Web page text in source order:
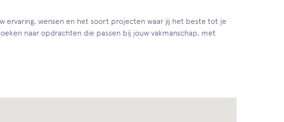
ervaring, wensen en het soort projecten waar jij het beste tot je
naar opdrachten die passen bij jouw vakmanschap, met